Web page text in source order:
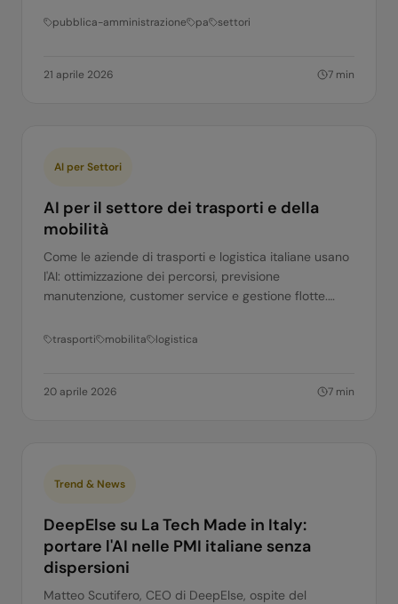
pubblica-amministrazione pa settori
21 aprile 2026 7 min
AI per Settori
AI per il settore dei trasporti e della
mobilità
Come le aziende di trasporti e logistica italiane usano
l'AI: ottimizzazione dei percorsi, previsione
manutenzione, customer service e gestione flotte.
trasporti mobilita logistica
20 aprile 2026 7 min
Trend & News
DeepElse su La Tech Made in Italy:
portare l'AI nelle PMI italiane senza
dispersioni
Matteo Scutifero, CEO di DeepElse, ospite del